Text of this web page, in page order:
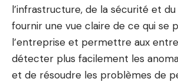
l’infrastructure, de la sécurité et
fournir une vue claire de ce qui se
l’entreprise et permettre aux
détecter plus facilement les
et de résoudre les problèmes de